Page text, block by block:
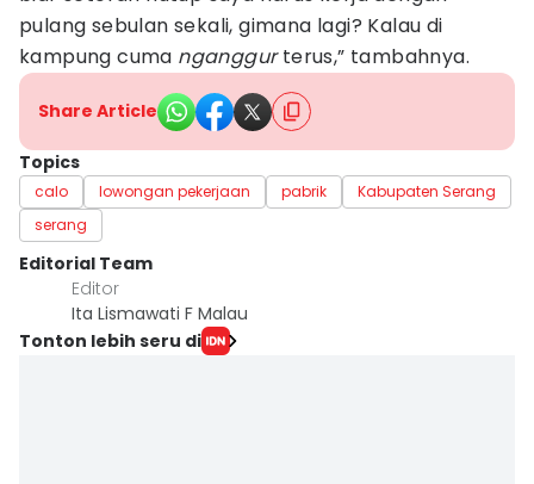
pulang sebulan sekali, gimana lagi? Kalau di
kampung cuma nganggurterus,” tambahnya.
Share Article
Topics
calo lowongan pekerjaan pabrik
Kabupaten Serang
serang
Editorial Team
Editor
Ita Lismawati F Malau
Tonton lebih seru di